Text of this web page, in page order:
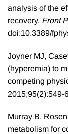
analysis of the
recovery. Front
doi:10.3389/
Joyner MJ,
(hyperemia) to
competing
2015;95(2):549-
Murray B,
metabolism for